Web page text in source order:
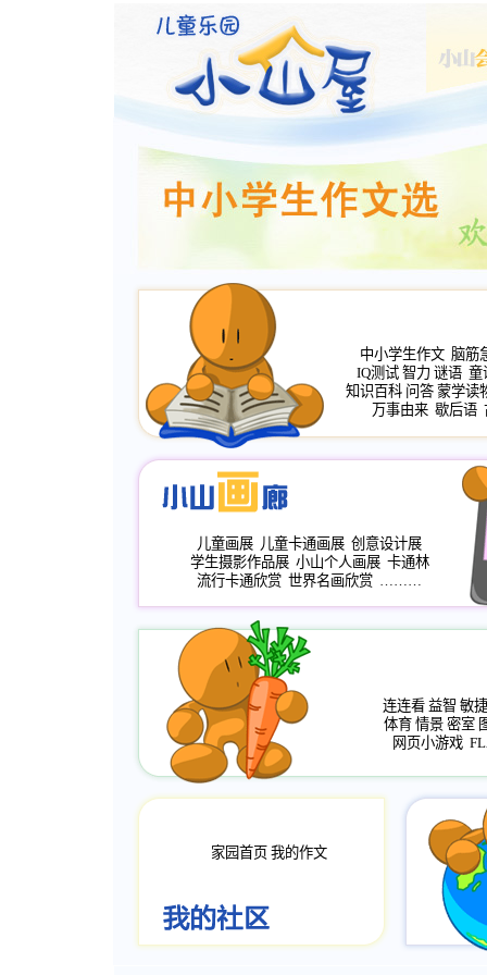
中小学生作文 脑筋
IQ测试 智力 谜语 童
知识百科 问答 蒙学读
万事由来 歇后语
儿童画展 儿童卡通画展 创意设计展
学生摄影作品展 小山个人画展 卡通林
流行卡通欣赏 世界名画欣赏 ………
连连看 益智 敏捷
体育 情景 密室
网页小游戏
家园首页 我的作文